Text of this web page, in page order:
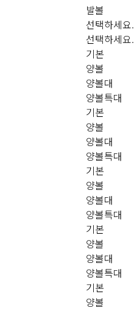
발볼
선택하세요.
선택하세요.
기본
양볼
양볼대
양볼특대
기본
양볼
양볼대
양볼특대
기본
양볼
양볼대
양볼특대
기본
양볼
양볼대
양볼특대
기본
양볼